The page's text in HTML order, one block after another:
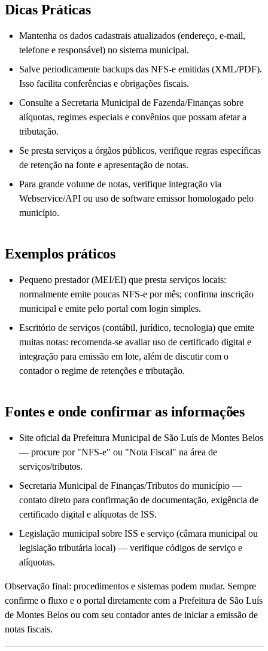
Dicas Práticas
Mantenha os dados cadastrais atualizados (endereço, e-mail,
telefone e responsável) no sistema municipal.
Salve periodicamente backups das NFS-e emitidas (XML/PDF).
Isso facilita conferências e obrigações fiscais.
Consulte a Secretaria Municipal de Fazenda/Finanças sobre
alíquotas, regimes especiais e convênios que possam afetar a
tributação.
Se presta serviços a órgãos públicos, verifique regras específicas
de retenção na fonte e apresentação de notas.
Para grande volume de notas, verifique integração via
Webservice/API ou uso de software emissor homologado pelo
município.
Exemplos práticos
Pequeno prestador (MEI/EI) que presta serviços locais:
normalmente emite poucas NFS-e por mês; confirma inscrição
municipal e emite pelo portal com login simples.
Escritório de serviços (contábil, jurídico, tecnologia) que emite
muitas notas: recomenda-se avaliar uso de certificado digital e
integração para emissão em lote, além de discutir com o
contador o regime de retenções e tributação.
Fontes e onde confirmar as informações
Site oficial da Prefeitura Municipal de São Luís de Montes Belos
— procure por "NFS-e" ou "Nota Fiscal" na área de
serviços/tributos.
Secretaria Municipal de Finanças/Tributos do município —
contato direto para confirmação de documentação, exigência de
certificado digital e alíquotas de ISS.
Legislação municipal sobre ISS e serviço (câmara municipal ou
legislação tributária local) — verifique códigos de serviço e
alíquotas.
Observação final: procedimentos e sistemas podem mudar. Sempre
confirme o fluxo e o portal diretamente com a Prefeitura de São Luís
de Montes Belos ou com seu contador antes de iniciar a emissão de
notas fiscais.